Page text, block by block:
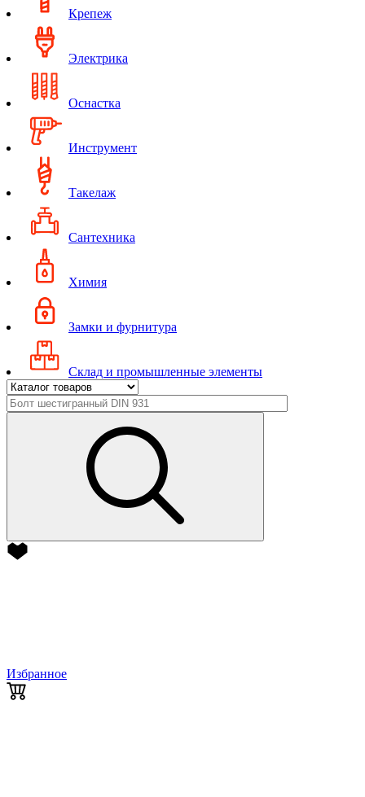
Крепеж
Электрика
Оснастка
Инструмент
Такелаж
Сантехника
Химия
Замки и фурнитура
Склад и промышленные элементы
Избранное